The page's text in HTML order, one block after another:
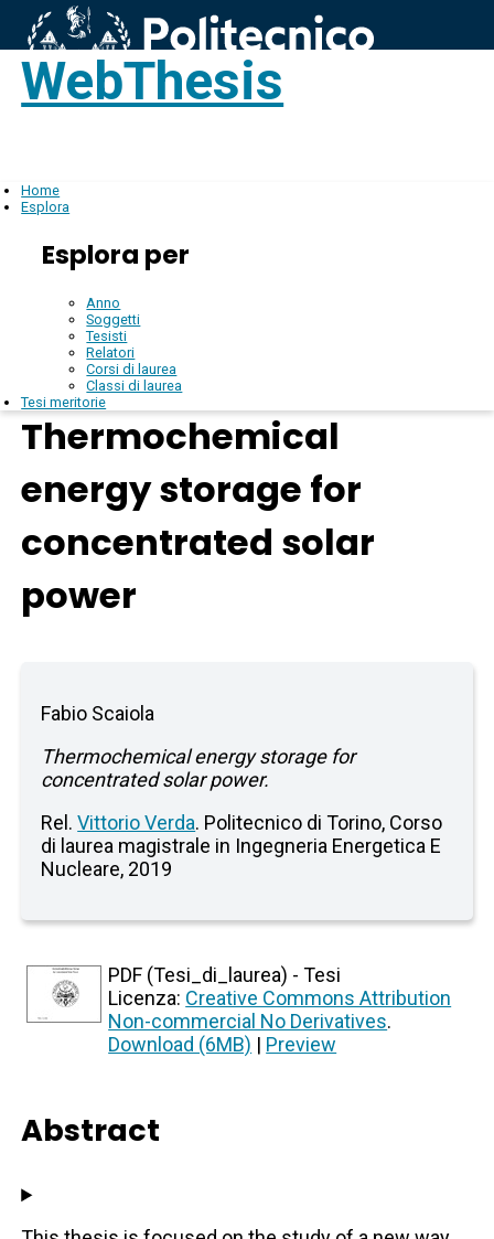
WebThesis
Home
Esplora
Esplora per
Anno
Soggetti
Tesisti
Relatori
Corsi di laurea
Classi di laurea
Tesi meritorie
Thermochemical
energy storage for
concentrated solar
power
Fabio Scaiola
Thermochemical energy storage for
concentrated solar power.
Rel.Vittorio Verda. Politecnico di Torino, Corso
di laurea magistrale in Ingegneria Energetica E
Nucleare, 2019
PDF (Tesi_di_laurea) - Tesi
Licenza: Creative Commons Attribution
Non-commercial No Derivatives.
Download (6MB) | Preview
Abstract